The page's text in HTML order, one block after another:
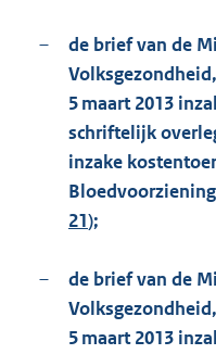
–
de brief van de
5 maart 2013
schriftelijk
inzake
21);
–
de brief van de
5 maart 2013